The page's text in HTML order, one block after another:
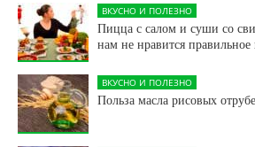
ВКУСНО И ПОЛЕЗНО
Пицца с салом и суши со
нам не нравится правильное
ВКУСНО И ПОЛЕЗНО
Польза масла рисовых